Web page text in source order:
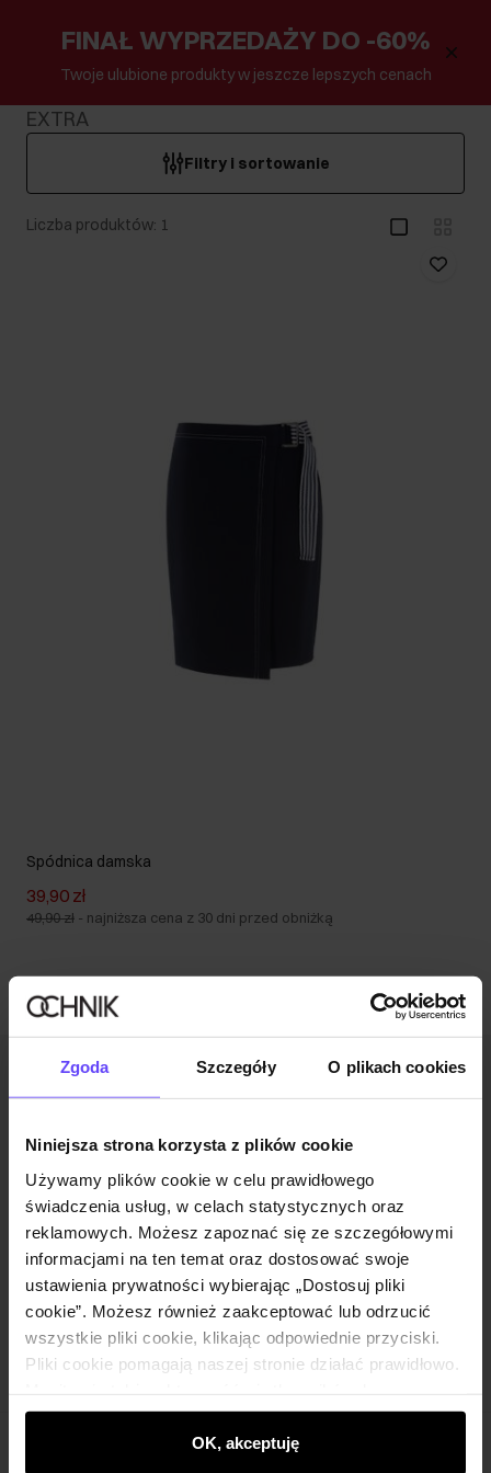
Zgoda Szczegóły O plikach cookies
Niniejsza strona korzysta z plików cookie
Używamy plików cookie w celu prawidłowego
świadczenia usług, w celach statystycznych oraz
reklamowych. Możesz zapoznać się ze szczegółowymi
informacjami na ten temat oraz dostosować swoje
ustawienia prywatności wybierając „Dostosuj pliki
cookie”. Możesz również zaakceptować lub odrzucić
wszystkie pliki cookie, klikając odpowiednie przyciski.
Pliki cookie pomagają naszej stronie działać prawidłowo.
wyświetlać im dopasowane do ich preferencji treści,
rekomendacje oraz komunikaty reklamowe informujące o
najnowszych promocjach w e-sklepie. Informacje o tym,
OK, akceptuję
FINAŁ WYPRZEDAŻY DO -60%
Twoje ulubione produkty w jeszcze lepszych cenach
EXTRA
Filtry i sortowanie
Liczba produktów: 1
Spódnica damska
39,90 zł
49,90 zł - najniższa cena z 30 dni przed obniżką
Newsletter
Zapisz się
Wprowadzając i zatwierdzając swoje dane wyrażasz zgodę
na otrzymywanie newslettera na zasadach określonych w
Regulaminie.
Klub Klienta Ochnik